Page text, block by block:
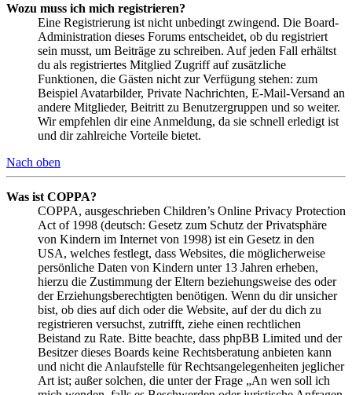
Wozu muss ich mich registrieren?
Eine Registrierung ist nicht unbedingt zwingend. Die Board-
Administration dieses Forums entscheidet, ob du registriert
sein musst, um Beiträge zu schreiben. Auf jeden Fall erhältst
du als registriertes Mitglied Zugriff auf zusätzliche
Funktionen, die Gästen nicht zur Verfügung stehen: zum
Beispiel Avatarbilder, Private Nachrichten, E-Mail-Versand an
andere Mitglieder, Beitritt zu Benutzergruppen und so weiter.
Wir empfehlen dir eine Anmeldung, da sie schnell erledigt ist
und dir zahlreiche Vorteile bietet.
Nach oben
Was ist COPPA?
COPPA, ausgeschrieben Children’s Online Privacy Protection
Act of 1998 (deutsch: Gesetz zum Schutz der Privatsphäre
von Kindern im Internet von 1998) ist ein Gesetz in den
USA, welches festlegt, dass Websites, die möglicherweise
persönliche Daten von Kindern unter 13 Jahren erheben,
hierzu die Zustimmung der Eltern beziehungsweise des oder
der Erziehungsberechtigten benötigen. Wenn du dir unsicher
bist, ob dies auf dich oder die Website, auf der du dich zu
registrieren versuchst, zutrifft, ziehe einen rechtlichen
Beistand zu Rate. Bitte beachte, dass phpBB Limited und der
Besitzer dieses Boards keine Rechtsberatung anbieten kann
und nicht die Anlaufstelle für Rechtsangelegenheiten jeglicher
Art ist; außer solchen, die unter der Frage „An wen soll ich